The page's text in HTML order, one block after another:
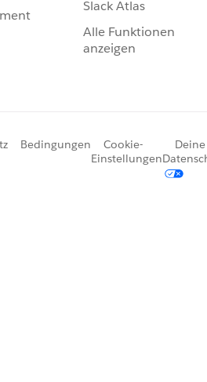
Slack Atlas
Alle Funktionen
anzeigen
Bedingungen
Cookie-
Einstellungen
Deine